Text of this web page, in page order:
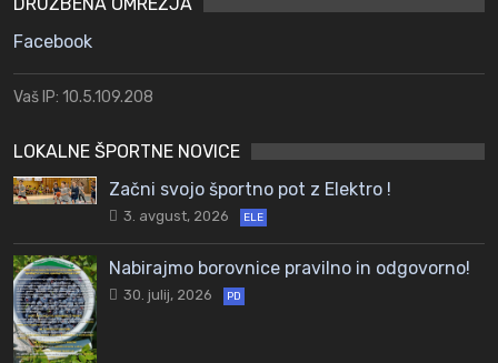
Facebook
Vaš IP: 10.5.109.208
LOKALNE ŠPORTNE NOVICE
Začni svojo športno pot z Elektro !
3. avgust, 2026 ELE
Nabirajmo borovnice pravilno in odgovorno!
30. julij, 2026 PD